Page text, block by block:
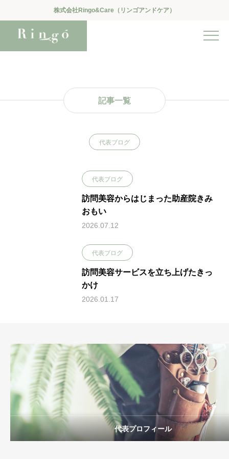
株式会社Ringo&Care（リンゴアンドケア）
記事一覧
代表ブログ
代表ブログ
訪問美容からはじまった助産院きみ
おもい
2026.07.12
代表ブログ
訪問美容サービスを立ち上げたきっ
かけ
2026.01.17
代表プロフィール